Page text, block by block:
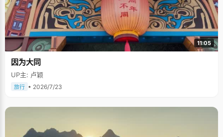
11:05
因为大同
UP主: 卢颖
旅行 • 2026/7/23